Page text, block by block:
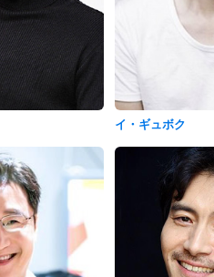
イ・ギュボク